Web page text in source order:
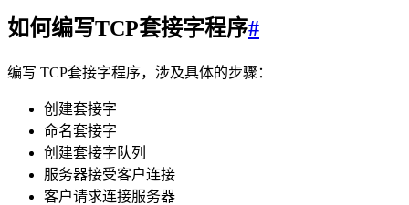
如何编写TCP套接字程序#
编写 TCP套接字程序，涉及具体的步骤：
创建套接字
命名套接字
创建套接字队列
服务器接受客户连接
客户请求连接服务器